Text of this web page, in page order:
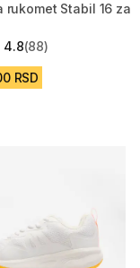
rukomet Stabil 16 za
4.8
from 88
(88)
RSD